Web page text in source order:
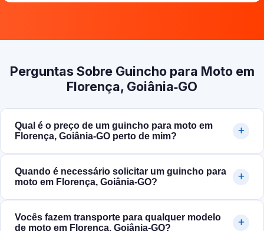
Perguntas Sobre Guincho para Moto em
Florença, Goiânia‑GO
Qual é o preço de um guincho para moto em
Florença, Goiânia‑GO perto de mim?
Quando é necessário solicitar um guincho para
moto em Florença, Goiânia‑GO?
Vocês fazem transporte para qualquer modelo
de moto em Florença, Goiânia‑GO?